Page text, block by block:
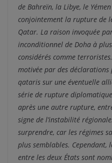
de Bahreïn, la Libye, le
conjointement la rupture de
Qatar. La raison invoquée
inconditionnel de Doha à
considérés comme
motivée par des
qataris sur une éventuelle
série de rupture
après une autre rupture,
signe de l’instabilité
surprendre, car les régimes
plus semblables.
entre les deux États sont